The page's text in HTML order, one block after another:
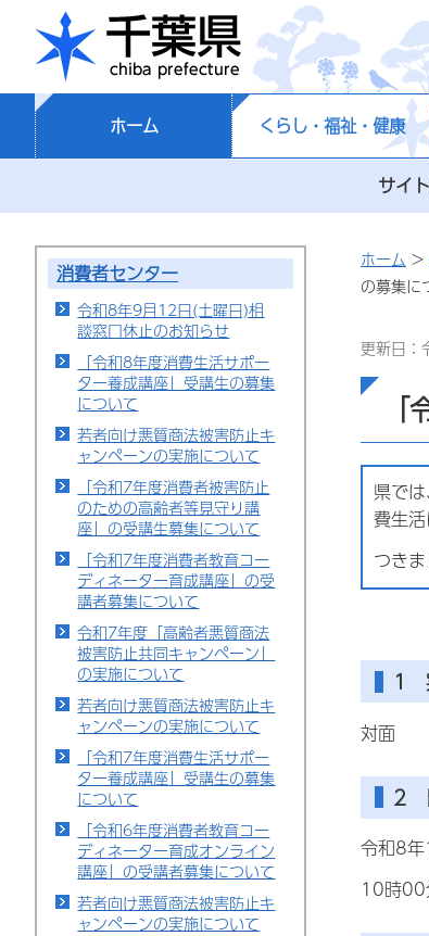
千葉県
ホーム くらし・福祉・健康
サイ
消費者センター
令和8年9月12日(土曜日)相
談窓口休止のお知らせ
「令和8年度消費生活サポー
ター養成講座」受講生の募集
について
若者向け悪質商法被害防止キ
ャンペーンの実施について
「令和7年度消費者被害防止
のための高齢者等見守り講
座」の受講生募集について
「令和7年度消費者教育コー
ディネーター育成講座」の受
講者募集について
令和7年度「高齢者悪質商法
被害防止共同キャンペーン」
の実施について
若者向け悪質商法被害防止キ
ャンペーンの実施について
「令和7年度消費生活サポー
ター養成講座」受講生の募集
について
「令和6年度消費者教育コー
ディネーター育成オンライン
講座」の受講者募集について
若者向け悪質商法被害防止キ
ャンペーンの実施について
ホーム >
の募集に
更新日
県で
費生
つき
1
対面
2
令和8年
10時00